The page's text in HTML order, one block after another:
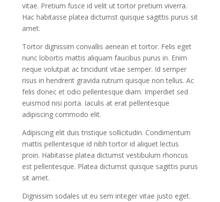
vitae. Pretium fusce id velit ut tortor pretium viverra.
Hac habitasse platea dictumst quisque sagittis purus sit
amet.
Tortor dignissim convallis aenean et tortor. Felis eget
nunc lobortis mattis aliquam faucibus purus in. Enim
neque volutpat ac tincidunt vitae semper. Id semper
risus in hendrerit gravida rutrum quisque non tellus. Ac
felis donec et odio pellentesque diam. Imperdiet sed
euismod nisi porta. Iaculis at erat pellentesque
adipiscing commodo elit.
Adipiscing elit duis tristique sollicitudin. Condimentum
mattis pellentesque id nibh tortor id aliquet lectus
proin. Habitasse platea dictumst vestibulum rhoncus
est pellentesque. Platea dictumst quisque sagittis purus
sit amet.
Dignissim sodales ut eu sem integer vitae justo eget.